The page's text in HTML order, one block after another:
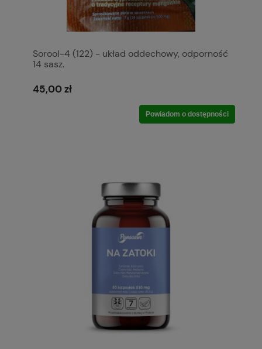
Sorool-4 (122) - układ oddechowy, odporność
14 sasz.
45,00 zł
Powiadom o dostępności